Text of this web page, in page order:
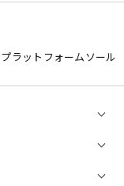
プラットフォームソール